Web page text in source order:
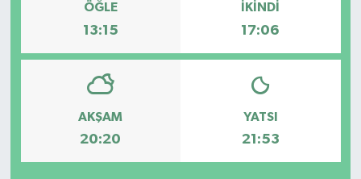
ÖĞLE
13:15
İKINDI
17:06
AKŞAM
20:20
YATSI
21:53